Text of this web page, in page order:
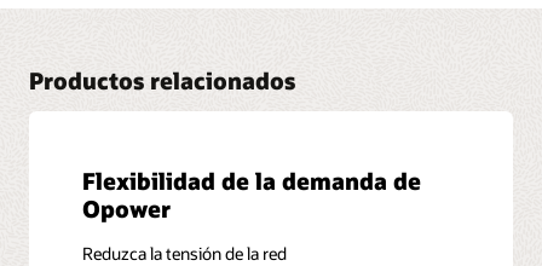
Productos relacionados
Flexibilidad de la demanda de
Opower
Reduzca la tensión de la red